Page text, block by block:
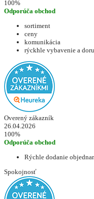
100%
Odporúča obchod
sortiment
ceny
komunikácia
rýckhle vybavenie a
Overený zákazník
26.04.2026
100%
Odporúča obchod
Rýchle dodanie
Spokojnosť